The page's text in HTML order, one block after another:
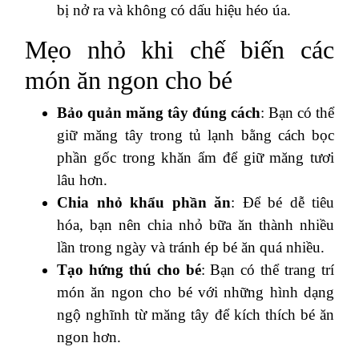
bị nở ra và không có dấu hiệu héo úa.
Mẹo nhỏ khi chế biến các
món ăn ngon cho bé
Bảo quản măng tây đúng cách: Bạn có thể
giữ măng tây trong tủ lạnh bằng cách bọc
phần gốc trong khăn ẩm để giữ măng tươi
lâu hơn.
Chia nhỏ khẩu phần ăn: Để bé dễ tiêu
hóa, bạn nên chia nhỏ bữa ăn thành nhiều
lần trong ngày và tránh ép bé ăn quá nhiều.
Tạo hứng thú cho bé: Bạn có thể trang trí
món ăn ngon cho bé với những hình dạng
ngộ nghĩnh từ măng tây để kích thích bé ăn
ngon hơn.